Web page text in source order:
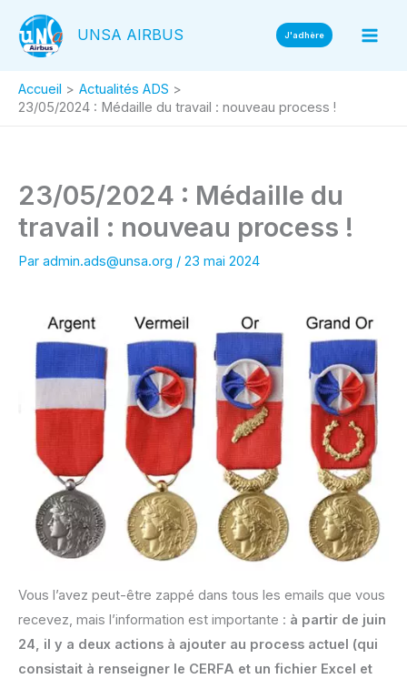
contenu
UNSA AIRBUS J'adhère
Accueil
Actualités ADS
23/05/2024 : Médaille du travail : nouveau process !
23/05/2024 : Médaille du
travail : nouveau process !
Par admin.ads@unsa.org / 23 mai 2024
Vous l’avez peut-être zappé dans tous les emails que vous
recevez, mais l’information est importante : à partir de juin
24, il y a deux actions à ajouter au process actuel (qui
consistait à renseigner le CERFA et un fichier Excel et